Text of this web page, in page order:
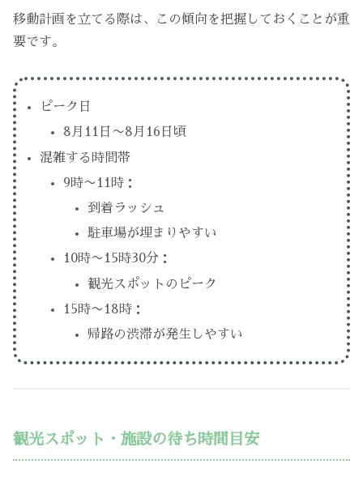
移動計画を立てる際は、この傾向を把握しておくことが重
要です。
ピーク日
8月11日〜8月16日頃
混雑する時間帯
9時〜11時：
到着ラッシュ
駐車場が埋まりやすい
10時〜15時30分：
観光スポットのピーク
15時〜18時：
帰路の渋滞が発生しやすい
観光スポット・施設の待ち時間目安